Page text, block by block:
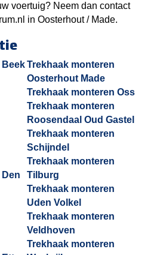
voertuig? Neem dan contact
in Oosterhout / Made.
BeekTrekhaak monteren
Oosterhout Made
Trekhaak monteren Oss
Trekhaak monteren
Roosendaal Oud Gastel
Trekhaak monteren
Schijndel
Trekhaak monteren
Tilburg
Trekhaak monteren
Uden Volkel
Trekhaak monteren
Veldhoven
Trekhaak monteren